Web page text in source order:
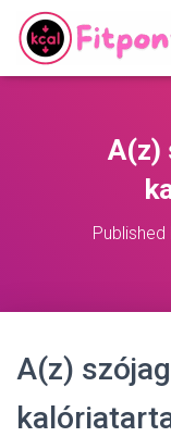
A(z)
Published
A(z)